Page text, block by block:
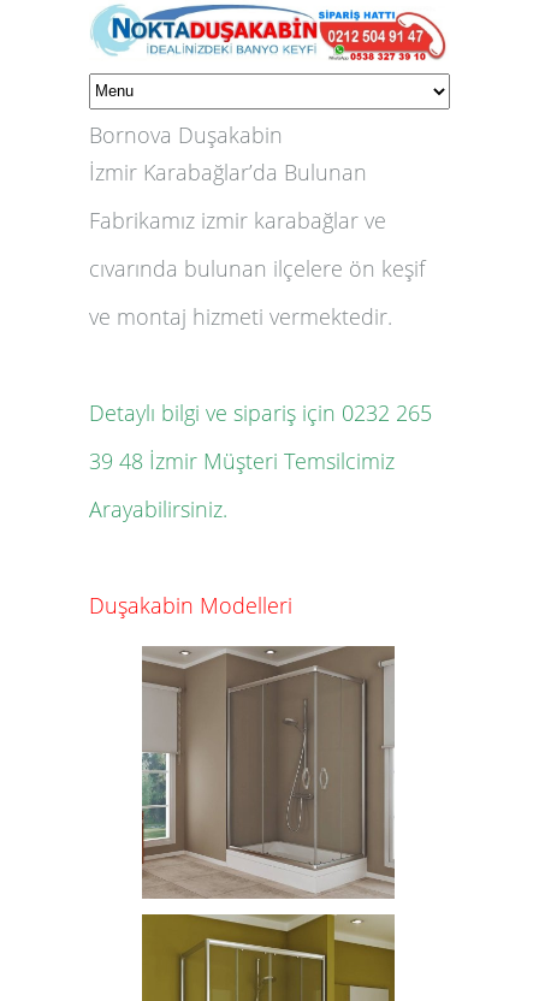
Bornova Duşakabin
İzmir Karabağlar’da Bulunan
Fabrikamız izmir karabağlar ve
cıvarında bulunan ilçelere ön keşif
ve montaj hizmeti vermektedir.
Detaylı bilgi ve sipariş için 0232 265
39 48 İzmir Müşteri Temsilcimiz
Arayabilirsiniz.
Duşakabin Modelleri